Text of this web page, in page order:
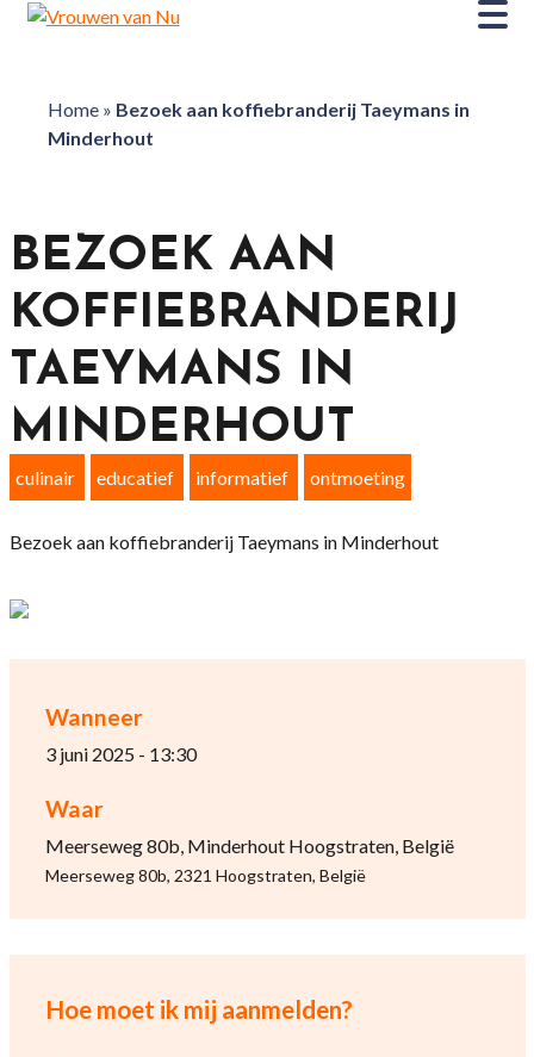
Home» Bezoek aan koffiebranderij Taeymans in
Minderhout
Wanneer
3 juni 2025 - 13:30
Waar
Meerseweg 80b, Minderhout Hoogstraten, België
Meerseweg 80b, 2321 Hoogstraten, België
Hoe moet ik mij aanmelden?
BEZOEK AAN
KOFFIEBRANDERIJ
TAEYMANS IN
MINDERHOUT
culinair educatief informatief ontmoeting
Bezoek aan koffiebranderij Taeymans in Minderhout